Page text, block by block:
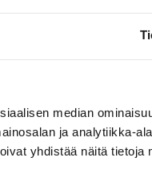
median
ja analytiikka-
yhdistää näitä tietoja